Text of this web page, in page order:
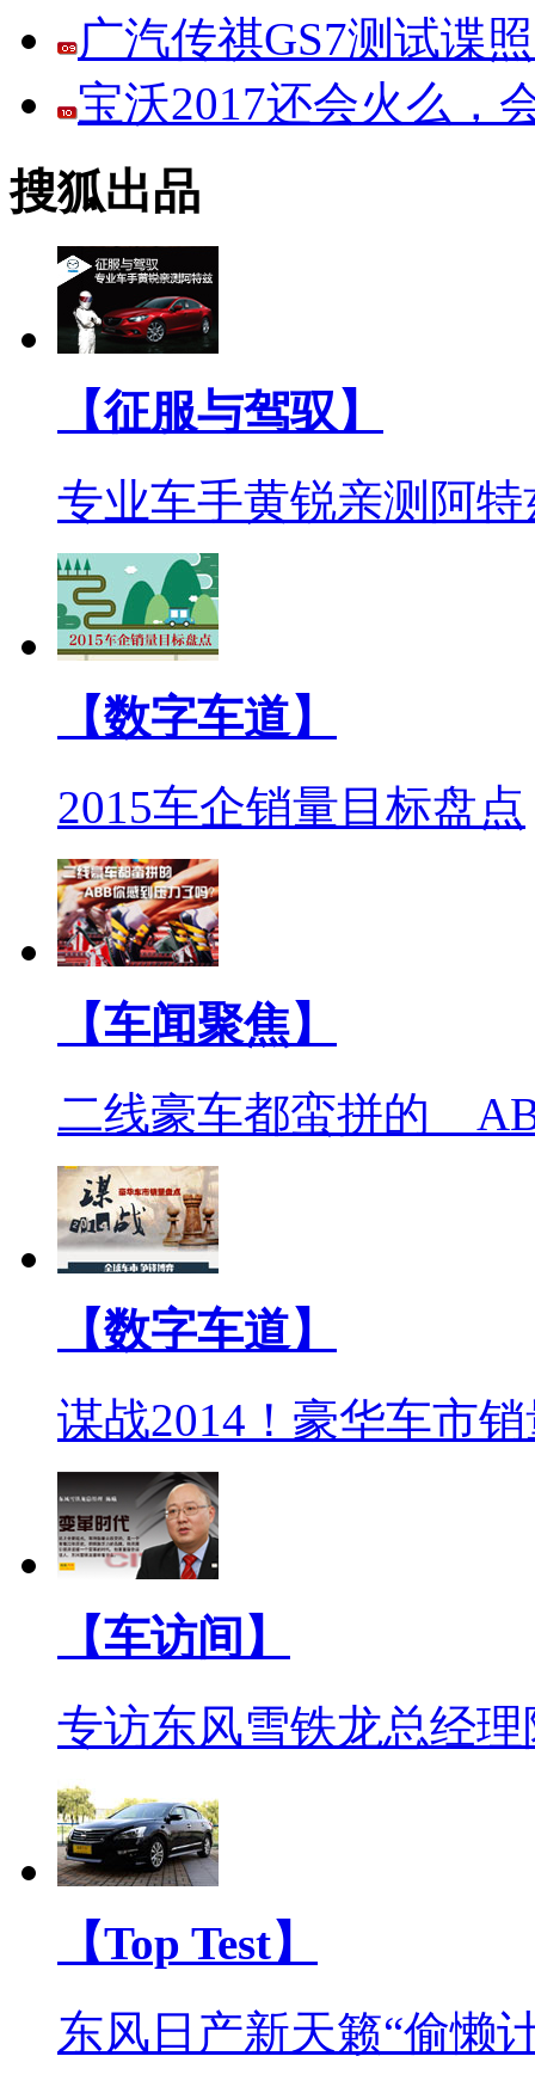
广汽传祺GS7测试谍
宝沃2017还会火么，
搜狐出品
【征服与驾驭】
专业车手黄锐亲测阿特
【数字车道】
2015车企销量目标盘点
【车闻聚焦】
二线豪车都蛮拼的
【数字车道】
谋战2014！豪华车市
【车访间】
专访东风雪铁龙总经
【Top Test】
东风日产新天籁“偷懒